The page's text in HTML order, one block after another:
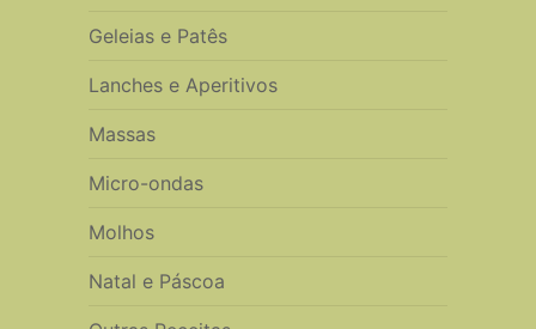
Geleias e Patês
Lanches e Aperitivos
Massas
Micro-ondas
Molhos
Natal e Páscoa